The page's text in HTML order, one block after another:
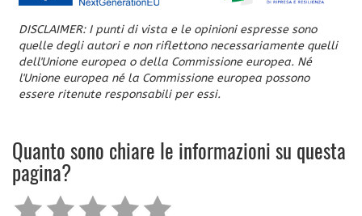
DISCLAIMER: I punti di vista e le opinioni espresse sono
quelle degli autori e non riflettono necessariamente quelli
dell'Unione europea o della Commissione europea. Né
l'Unione europea né la Commissione europea possono
essere ritenute responsabili per essi.
Quanto sono chiare le informazioni su questa
pagina?